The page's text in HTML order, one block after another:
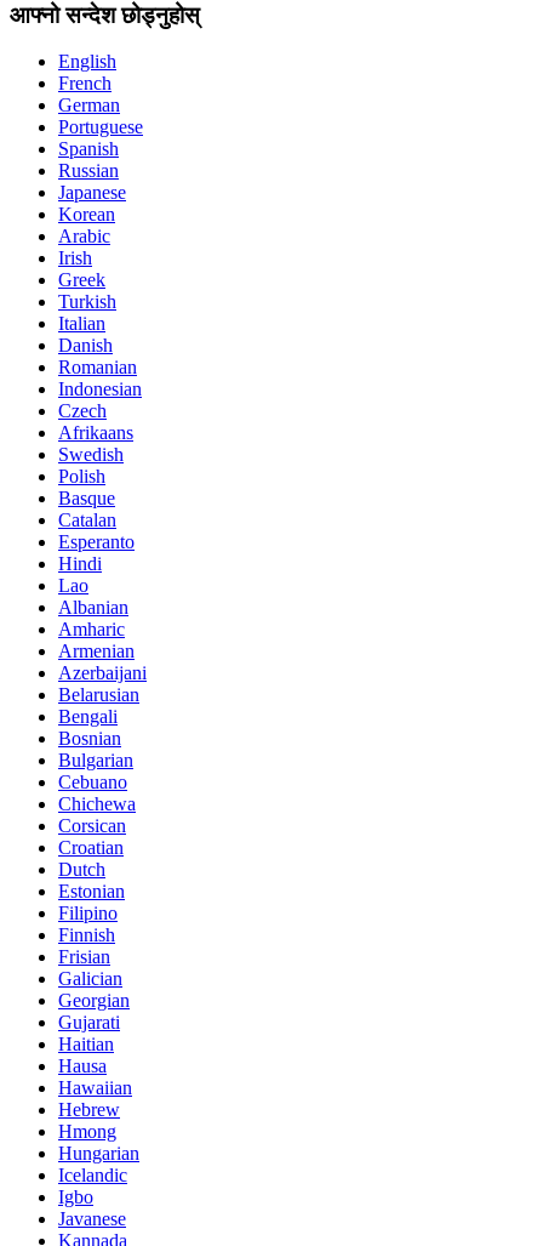
आफ्नो सन्देश छोड्नुहोस्
English
French
German
Portuguese
Spanish
Russian
Japanese
Korean
Arabic
Irish
Greek
Turkish
Italian
Danish
Romanian
Indonesian
Czech
Afrikaans
Swedish
Polish
Basque
Catalan
Esperanto
Hindi
Lao
Albanian
Amharic
Armenian
Azerbaijani
Belarusian
Bengali
Bosnian
Bulgarian
Cebuano
Chichewa
Corsican
Croatian
Dutch
Estonian
Filipino
Finnish
Frisian
Galician
Georgian
Gujarati
Haitian
Hausa
Hawaiian
Hebrew
Hmong
Hungarian
Icelandic
Igbo
Javanese
Kannada